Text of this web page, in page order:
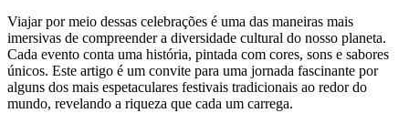
Viajar por meio dessas celebrações é uma das maneiras mais
imersivas de compreender a diversidade cultural do nosso planeta.
Cada evento conta uma história, pintada com cores, sons e sabores
únicos. Este artigo é um convite para uma jornada fascinante por
alguns dos mais espetaculares festivais tradicionais ao redor do
mundo, revelando a riqueza que cada um carrega.